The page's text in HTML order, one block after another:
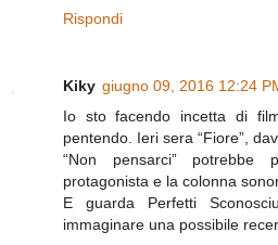
Rispondi
Kiky giugno 09, 2016 12:24
Io sto facendo incetta di
pentendo. Ieri sera “Fiore”,
“Non pensarci” potrebbe
protagonista e la colonna
E guarda Perfetti
immaginare una possibile